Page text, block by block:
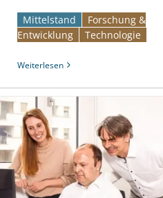
Mittelstand
Forschung &
Entwicklung
Technologie
Weiterlesen